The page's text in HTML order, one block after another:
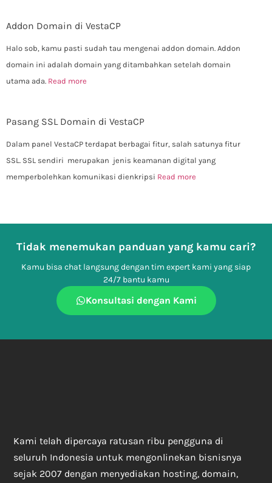
Addon Domain di VestaCP
Halo sob, kamu pasti sudah tau mengenai addon domain. Addon
domain ini adalah domain yang ditambahkan setelah domain
utama ada. Read more
Pasang SSL Domain di VestaCP
Dalam panel VestaCP terdapat berbagai fitur, salah satunya fitur
SSL. SSL sendiri merupakan jenis keamanan digital yang
memperbolehkan komunikasi dienkripsi Read more
Tidak menemukan panduan yang kamu cari?
Kamu bisa chat langsung dengan tim expert kami yang siap
24/7 bantu kamu
Konsultasi dengan Kami
Kami telah dipercaya ratusan ribu pengguna di
seluruh Indonesia untuk mengonlinekan bisnisnya
sejak 2007 dengan menyediakan hosting, domain,